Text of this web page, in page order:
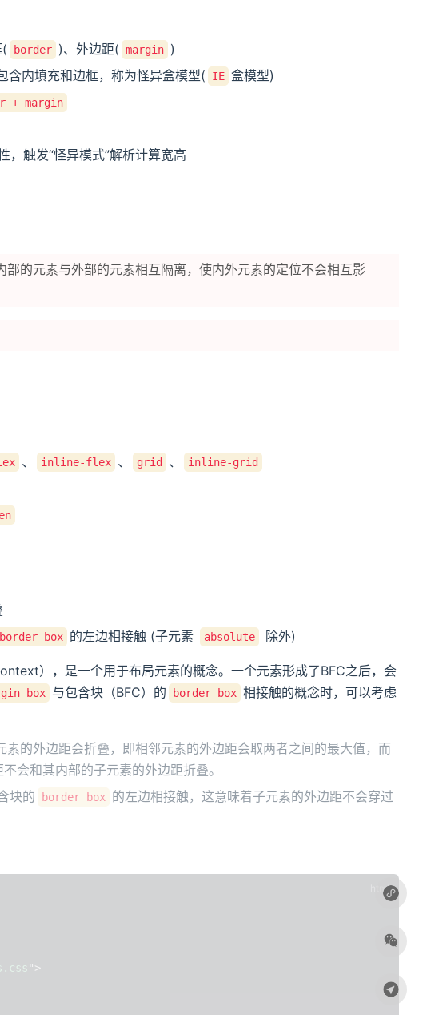
border )、外边距( margin )
含内填充和边框，称为怪异盒模型( IE 盒模型)
+ margin
，触发“怪异模式”解析计算宽高
部的元素与外部的元素相互隔离，使内外元素的定位不会相互影
、 inline-flex 、 grid 、 inline-grid
border box 的左边相接触 (子元素 absolute 除外)
），是一个用于布局元素的概念。一个元素形成了BFC之后，会
box 与包含块（BFC）的 border box 相接触的概念时，可以考虑
素的外边距会折叠，即相邻元素的外边距会取两者之间的最大值，而
会和其内部的子元素的外边距折叠。
块的 border box 的左边相接触，这意味着子元素的外边距不会穿过
" >